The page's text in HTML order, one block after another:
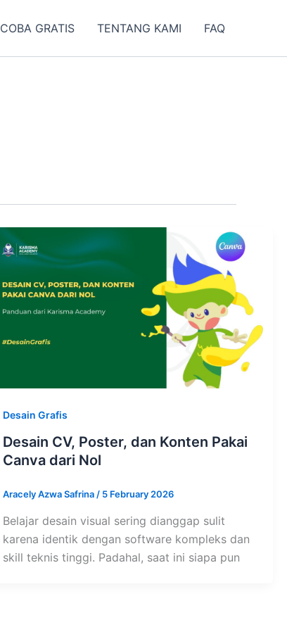
COBA GRATIS TENTANG KAMI FAQ
Desain Grafis
Desain CV, Poster, dan Konten Pakai
Canva dari Nol
Aracely Azwa Safrina/ 5 February 2026
Belajar desain visual sering dianggap sulit
karena identik dengan software kompleks dan
skill teknis tinggi. Padahal, saat ini siapa pun